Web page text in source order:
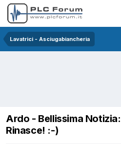
Lavatrici - Asciugabiancheria
Ardo - Bellissima
Rinasce! :-)